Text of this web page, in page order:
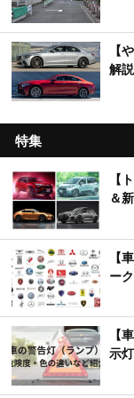
【
解説
特集
【
＆
【
ー
【
示